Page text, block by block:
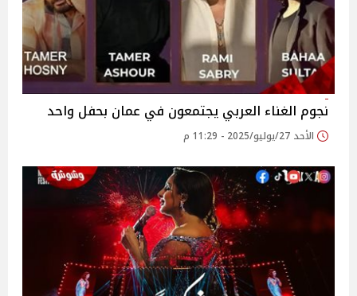
نجوم الغناء العربي يجتمعون في عمان بحفل واحد‎
الأحد 27/يوليو/2025 - 11:29 م